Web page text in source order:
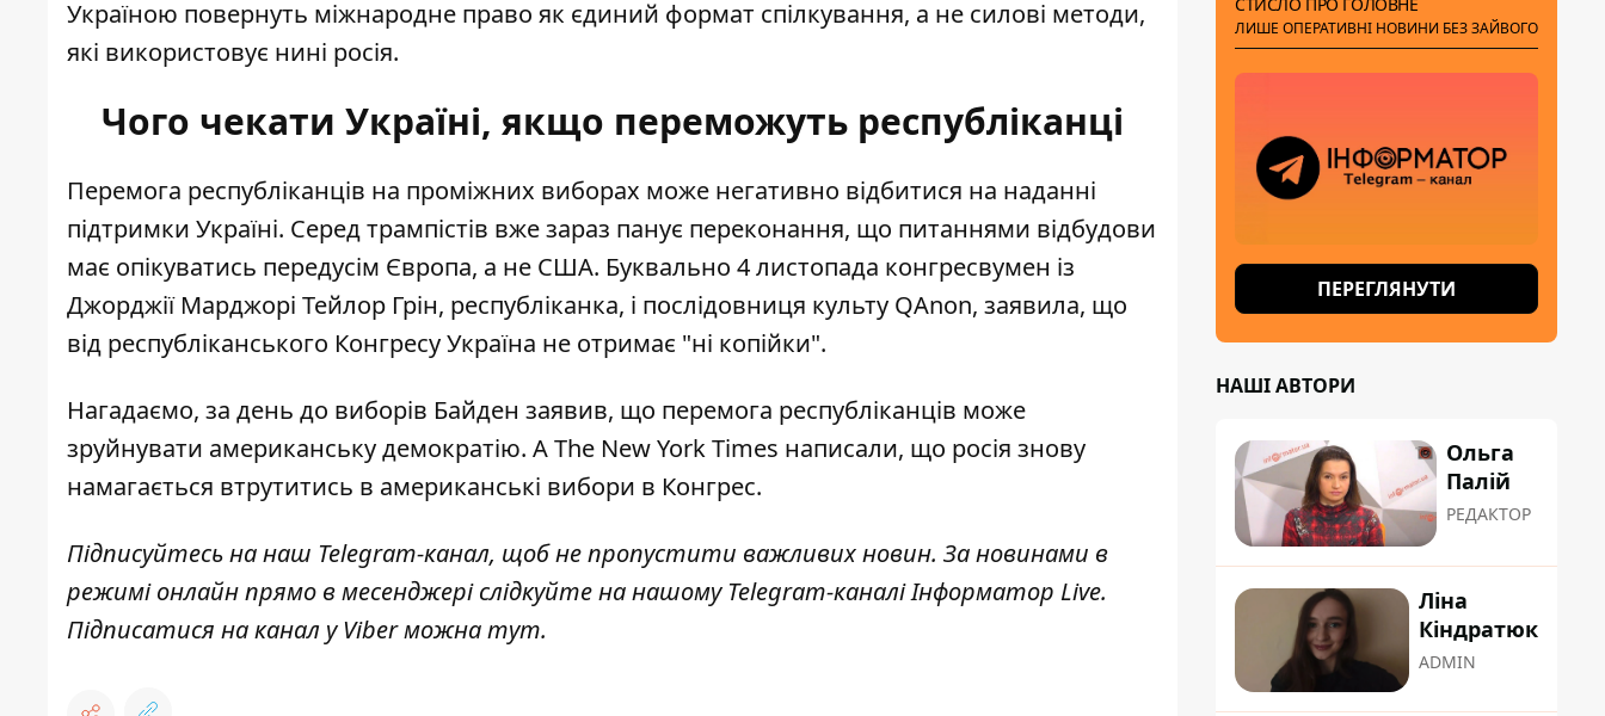
Україною повернуть міжнародне право як єдиний формат спілкування, а не силові методи,
які використовує нині росія.
Чого чекати Україні, якщо переможуть республіканці
Перемога республіканців на проміжних виборах може негативно відбитися на наданні
підтримки Україні. Серед трампістів вже зараз панує переконання, що питаннями відбудови
має опікуватись передусім Європа, а не США. Буквально 4 листопада конгресвумен із
Джорджії Марджорі Тейлор Грін, республіканка, і послідовниця культу QAnon, заявила, що
від республіканського Конгресу Україна не отримає "ні копійки".
Нагадаємо, за день до виборів Байден заявив, що перемога республіканців може
зруйнувати американську демократію. А The New York Times написали, що росія знову
намагається втрутитись в американські вибори в Конгрес.
Підписуйтесь на наш Telegram-канал, щоб не пропустити важливих новин. За новинами в
режимі онлайн прямо в месенджері слідкуйте на нашому Telegram-каналіІнформатор Live.
Підписатися на канал у Viber можнатут.
ЛИШЕ ОПЕРАТИВНІ НОВИНИ БЕЗ ЗАЙВОГО
ПЕРЕГЛЯНУТИ
НАШІ АВТОРИ
Ольга
Палій
РЕДАКТОР
Ліна
Кіндратюк
ADMIN